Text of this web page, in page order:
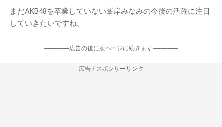
まだAKB48を卒業していない峯岸みなみの今後の活躍に注目
していきたいですね。
-----------------広告の後に次ページに続きます-----------------
広告 / スポンサーリンク